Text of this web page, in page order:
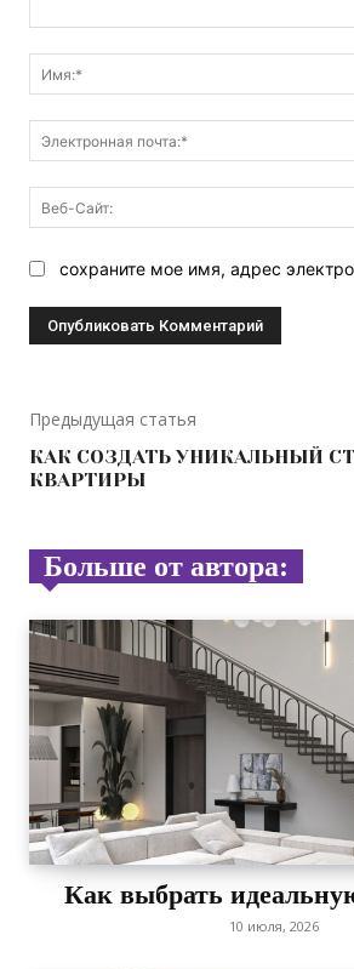
сохраните мое имя, адрес
Предыдущая статья
КАК СОЗДАТЬ УНИКАЛЬНЫЙ
КВАРТИРЫ
Больше от автора:
Как выбрать
10 июля, 2026